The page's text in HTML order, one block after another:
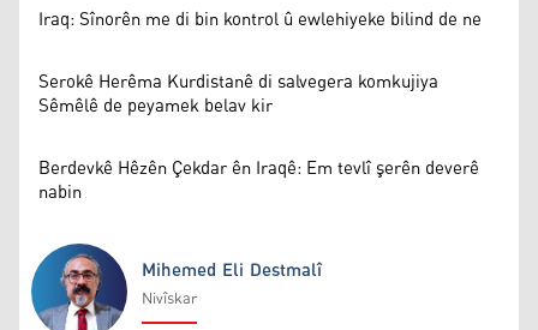
Iraq: Sînorên me di bin kontrol û ewlehiyeke bilind de ne
Serokê Herêma Kurdistanê di salvegera komkujiya
Sêmêlê de peyamek belav kir
Berdevkê Hêzên Çekdar ên Iraqê: Em tevlî şerên deverê
nabin
Mihemed Eli Destmalî
Nivîskar